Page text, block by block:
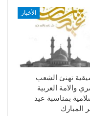
الأخبار
تهنئ الشعب
والامة العربية
بمناسبة عيد
المبارك